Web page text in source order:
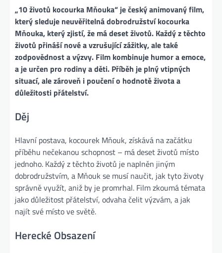
„10 životů kocourka Mňouka“ je český animovaný film,
který sleduje neuvěřitelná dobrodružství kocourka
Mňouka, který zjistí, že má deset životů. Každý z těchto
životů přináší nové a vzrušující zážitky, ale také
zodpovědnost a výzvy. Film kombinuje humor a emoce,
a je určen pro rodiny a děti. Příběh je plný vtipných
situací, ale zároveň i poučení o hodnotě života a
důležitosti přátelství.
Děj
Hlavní postava, kocourek Mňouk, získává na začátku
příběhu nečekanou schopnost – má deset životů místo
jednoho. Každý z těchto životů je naplněn jiným
dobrodružstvím, a Mňouk se musí naučit, jak tyto životy
správně využít, aniž by je promrhal. Film zkoumá témata
jako důležitost přátelství, odvaha čelit výzvám, a jak
najít své místo ve světě.
Herecké Obsazení